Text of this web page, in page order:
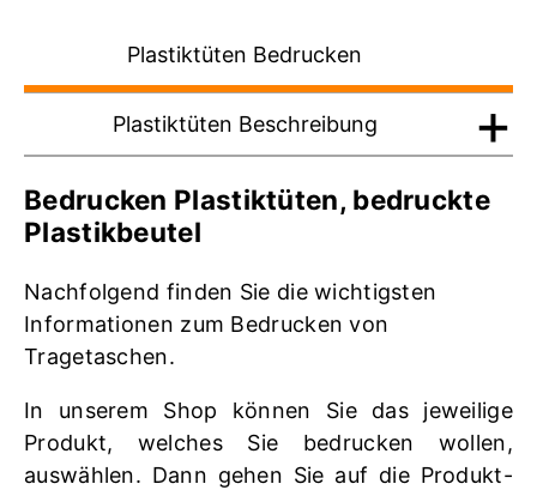
Plastiktüten Bedrucken
Plastiktüten Beschreibung
Bedrucken Plastiktüten, bedruckte
Plastikbeutel
Nachfolgend finden Sie die wichtigsten
Informationen zum Bedrucken von
Tragetaschen.
In unserem Shop können Sie das jeweilige
Produkt, welches Sie bedrucken wollen,
auswählen. Dann gehen Sie auf die Produkt-